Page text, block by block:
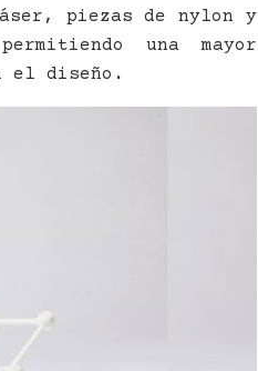
piezas de nylon y
una mayor
el diseño.